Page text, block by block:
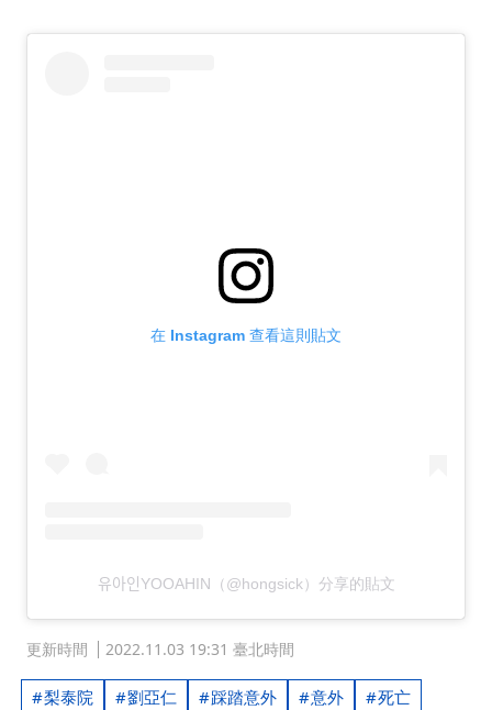
在 Instagram 查看這則貼文
유아인YOOAHIN（@hongsick）分享的貼文
更新時間 2022.11.03 19:31 臺北時間
梨泰院 劉亞仁 踩踏意外 意外 死亡